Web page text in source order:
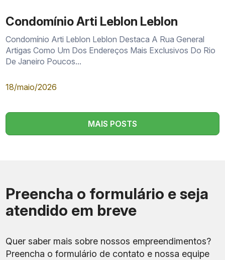
Condomínio Arti Leblon Leblon
Condomínio Arti Leblon Leblon Destaca A Rua General
Artigas Como Um Dos Endereços Mais Exclusivos Do Rio
De Janeiro Poucos...
18/maio/2026
MAIS POSTS
Preencha o formulário e seja
atendido em breve
Quer saber mais sobre nossos empreendimentos?
Preencha o formulário de contato e nossa equipe